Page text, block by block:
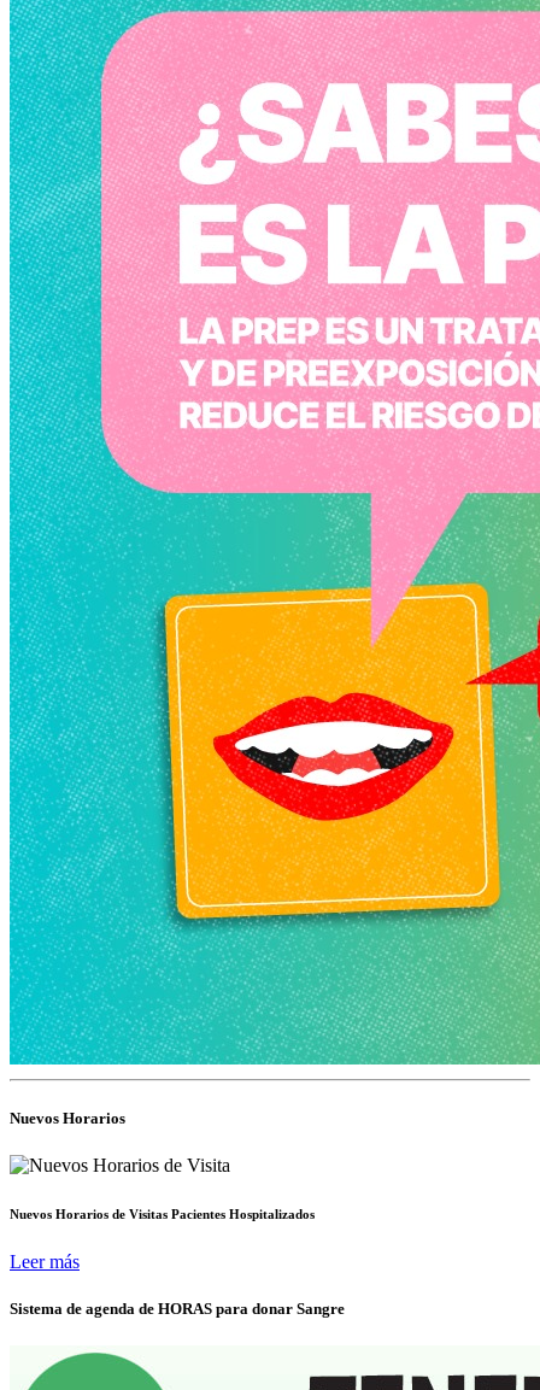
Nuevos Horarios
Nuevos Horarios de Visitas Pacientes Hospitalizados
Leer más
Sistema de agenda de HORAS para donar Sangre